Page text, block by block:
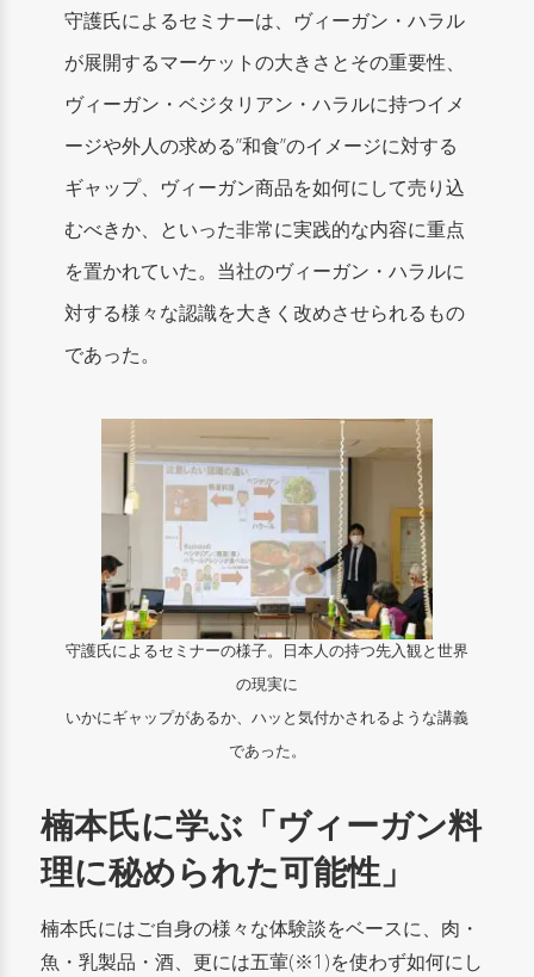
守護氏によるセミナーは、ヴィーガン・ハラル
が展開するマーケットの大きさとその重要性、
ヴィーガン・ベジタリアン・ハラルに持つイメ
ージや外人の求める”和食”のイメージに対する
ギャップ、ヴィーガン商品を如何にして売り込
むべきか、といった非常に実践的な内容に重点
を置かれていた。当社のヴィーガン・ハラルに
対する様々な認識を大きく改めさせられるもの
であった。
守護氏によるセミナーの様子。日本人の持つ先入観と世界
の現実に
いかにギャップがあるか、ハッと気付かされるような講義
であった。
楠本氏に学ぶ「ヴィーガン料
理に秘められた可能性」
楠本氏にはご自身の様々な体験談をベースに、肉・
魚・乳製品・酒、更には五葷(※1)を使わず如何にし